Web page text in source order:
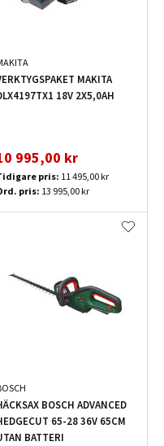
MAKITA
18V 2X5,0AH
995,00 kr
pris: 11 495,00 kr
pris: 13 995,00 kr
BOSCH ADVANCED
65-28 36V 65CM
BATTERI